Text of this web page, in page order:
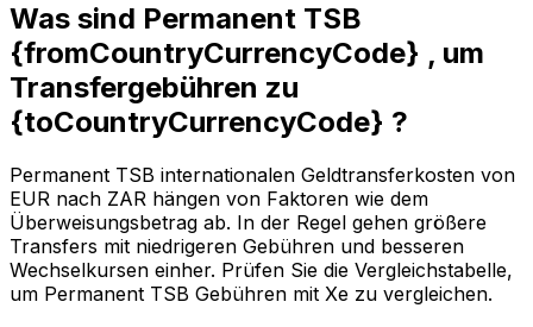
Was sind Permanent TSB
{fromCountryCurrencyCode} , um
Transfergebühren zu
{toCountryCurrencyCode} ?
Permanent TSB internationalen Geldtransferkosten von
EUR nach ZAR hängen von Faktoren wie dem
Überweisungsbetrag ab. In der Regel gehen größere
Transfers mit niedrigeren Gebühren und besseren
Wechselkursen einher. Prüfen Sie die Vergleichstabelle,
um Permanent TSB Gebühren mit Xe zu vergleichen.